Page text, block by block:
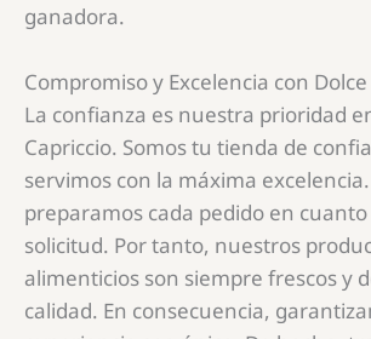
ganadora.
Compromiso y Excelencia con
La confianza es nuestra prioridad
Capriccio. Somos tu tienda de
servimos con la máxima
preparamos cada pedido en
solicitud. Por tanto, nuestros
alimenticios son siempre frescos y
calidad. En consecuencia,